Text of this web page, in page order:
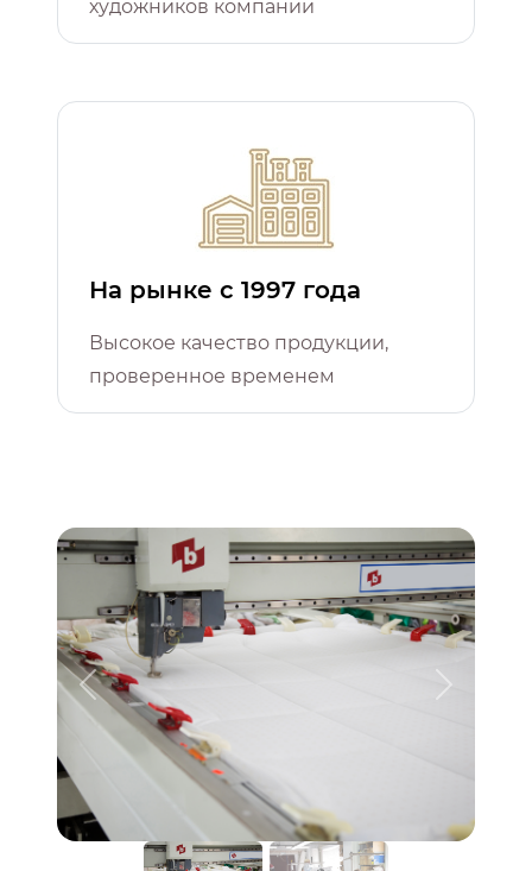
художников компании
На рынке с 1997 года
Высокое качество продукции,
проверенное временем
Предыдущий